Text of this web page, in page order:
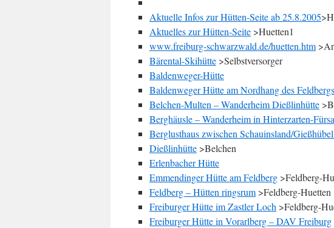
Aktuelle Infos zur Hütten-Seite ab 25.8.2005
Aktuelles zur Hütten-Seite >Huetten1
www.freiburg-schwarzwald.de/huetten.htm
Bärental-Skihütte >Selbstversorger
Baldenweger-Hütte
Baldenweger Hütte am Nordhang des Feldbergs
Belchen-Multen – Wanderheim Dießlinhütte
Berghäusle – Wanderheim in Hinterzarten-
Berglusthaus zwischen Schauinsland/
Dießlinhütte >Belchen
Erlenbacher Hütte
Emmendinger Hütte am Feldberg >Feldberg-
Feldberg – Hütten ringsrum >Feldberg-Huetten
Freiburger Hütte im Zastler Loch >Feldberg-
Freiburger Hütte in Vorarlberg – DAV Freiburg